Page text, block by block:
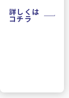
詳しくは
コチラ